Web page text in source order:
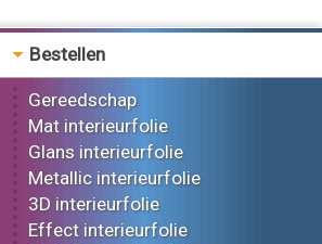
Bestellen
Gereedschap
Mat interieurfolie
Glans interieurfolie
Metallic interieurfolie
3D interieurfolie
Effect interieurfolie